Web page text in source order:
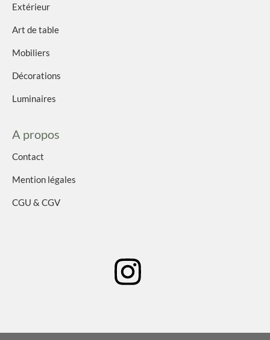
Extérieur
Art de table
Mobiliers
Décorations
Luminaires
A propos
Contact
Mention légales
CGU & CGV
I